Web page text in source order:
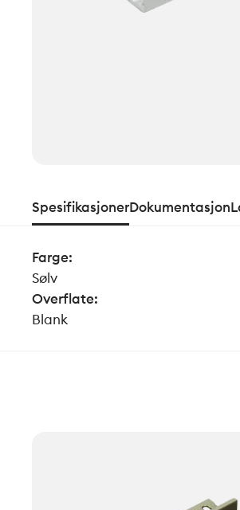
SpesifikasjonerDokumentasjon
Farge:
Sølv
Overflate:
Blank